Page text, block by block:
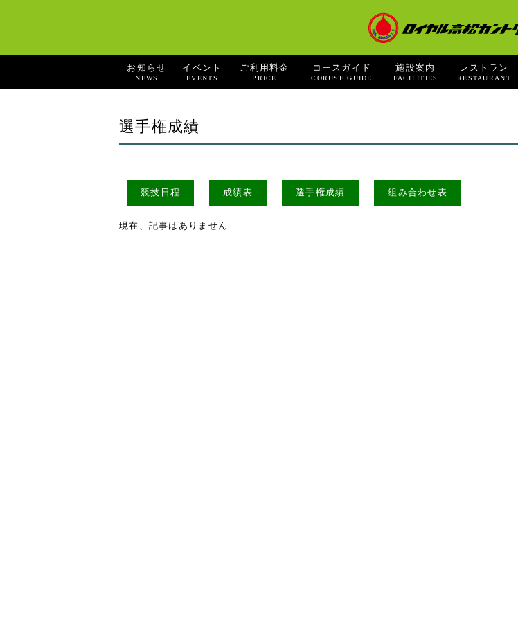
お知らせ
NEWS
イベント
EVENTS
ご利用料金
PRICE
コースガイド
CORUSE GUIDE
施設案内
FACILITIES
レストラン
RESTAURANT
選手権成績
競技日程 成績表 選手権成績 組み合わせ表
現在、記事はありません